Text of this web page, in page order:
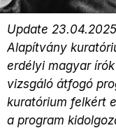
Update
Alapítvány
erdélyi magyar
vizsgáló átfogó
kuratórium felkért
a program